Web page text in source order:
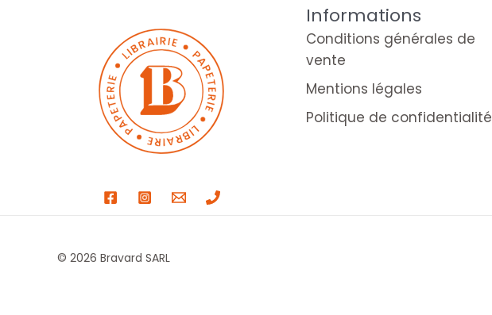
Informations
Conditions générales de
vente
Mentions légales
Politique de confidentialité
© 2026 Bravard SARL